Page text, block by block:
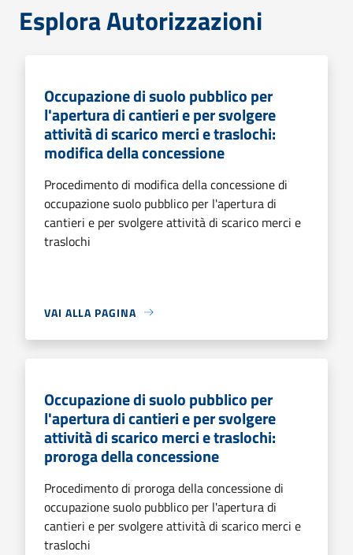
Esplora Autorizzazioni
Occupazione di suolo pubblico per
l'apertura di cantieri e per svolgere
attività di scarico merci e traslochi:
modifica della concessione
Procedimento di modifica della concessione di
occupazione suolo pubblico per l'apertura di
cantieri e per svolgere attività di scarico merci e
traslochi
VAI ALLA PAGINA
Occupazione di suolo pubblico per
l'apertura di cantieri e per svolgere
attività di scarico merci e traslochi:
proroga della concessione
Procedimento di proroga della concessione di
occupazione suolo pubblico per l'apertura di
cantieri e per svolgere attività di scarico merci e
traslochi